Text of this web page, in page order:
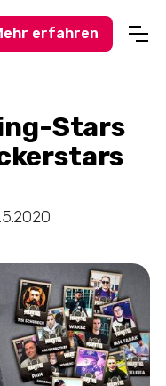
erfahren
Stars